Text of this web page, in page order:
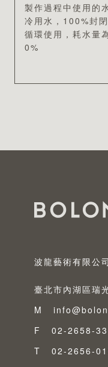
製作過程中使用的
冷用水，100%封閉
循環使用，耗水量
0%
波龍藝術有限公司
臺北市內湖區瑞
M
F
02-2658-
T
02-2656-